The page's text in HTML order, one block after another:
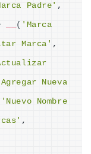
Padre'
( 'Marca
Marca'
Nueva
'Nuevo Nombre